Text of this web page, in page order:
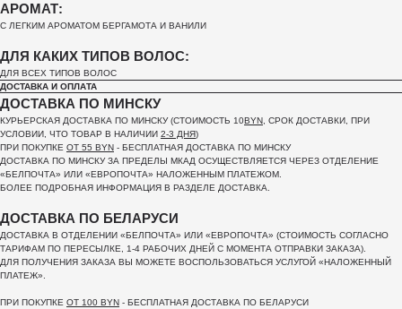
АРОМАТ:
С ЛЕГКИМ АРОМАТОМ БЕРГАМОТА И ВАНИЛИ
ДЛЯ КАКИХ ТИПОВ ВОЛОС:
ДЛЯ ВСЕХ ТИПОВ ВОЛОС
ДОСТАВКА И ОПЛАТА
ДОСТАВКА ПО МИНСКУ
КУРЬЕРСКАЯ ДОСТАВКА ПО МИНСКУ (СТОИМОСТЬ 10BYN, СРОК ДОСТАВКИ, ПРИ
УСЛОВИИ, ЧТО ТОВАР В НАЛИЧИИ 2-3 ДНЯ)
ПРИ ПОКУПКЕ ОТ 55 BYN - БЕСПЛАТНАЯ ДОСТАВКА ПО МИНСКУ
ДОСТАВКА ПО МИНСКУ ЗА ПРЕДЕЛЫ МКАД ОСУЩЕСТВЛЯЕТСЯ ЧЕРЕЗ ОТДЕЛЕНИЕ
«БЕЛПОЧТА» ИЛИ «ЕВРОПОЧТА» НАЛОЖЕННЫМ ПЛАТЕЖОМ.
БОЛЕЕ ПОДРОБНАЯ ИНФОРМАЦИЯ В РАЗДЕЛЕ ДОСТАВКА.
ДОСТАВКА ПО БЕЛАРУСИ
ДОСТАВКА В ОТДЕЛЕНИИ «БЕЛПОЧТА» ИЛИ «ЕВРОПОЧТА» (СТОИМОСТЬ СОГЛАСНО
ТАРИФАМ ПО ПЕРЕСЫЛКЕ, 1-4 РАБОЧИХ ДНЕЙ С МОМЕНТА ОТПРАВКИ ЗАКАЗА).
ДЛЯ ПОЛУЧЕНИЯ ЗАКАЗА ВЫ МОЖЕТЕ ВОСПОЛЬЗОВАТЬСЯ УСЛУГОЙ «НАЛОЖЕННЫЙ
ПЛАТЕЖ».
ПРИ ПОКУПКЕ ОТ 100 BYN - БЕСПЛАТНАЯ ДОСТАВКА ПО БЕЛАРУСИ